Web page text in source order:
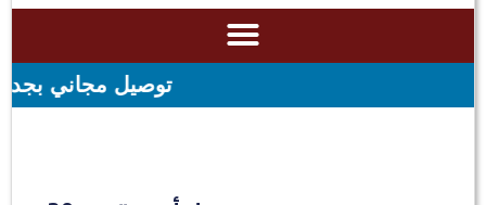
توصيل مجاني بجدة للطلبات فوق قيمه ال ١٠٠